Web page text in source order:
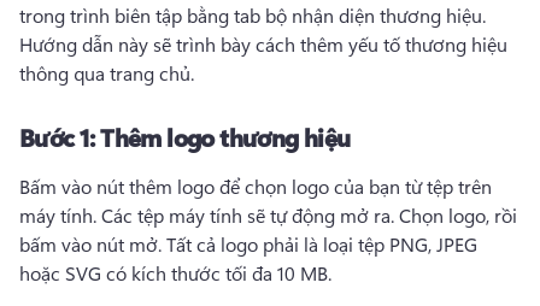
Hướng dẫn này sẽ trình bày cách thêm yếu tố thương hiệu
thông qua trang chủ.
Bước 1:Thêm logo thương hiệu
Bấm vào nút thêm logo để chọn logo của bạn từ tệp trên
máy tính. Các tệp máy tính sẽ tự động mở ra. Chọn logo, rồi
bấm vào nút mở. Tất cả logo phải là loại tệp PNG, JPEG
hoặc SVG có kích thước tối đa 10 MB.